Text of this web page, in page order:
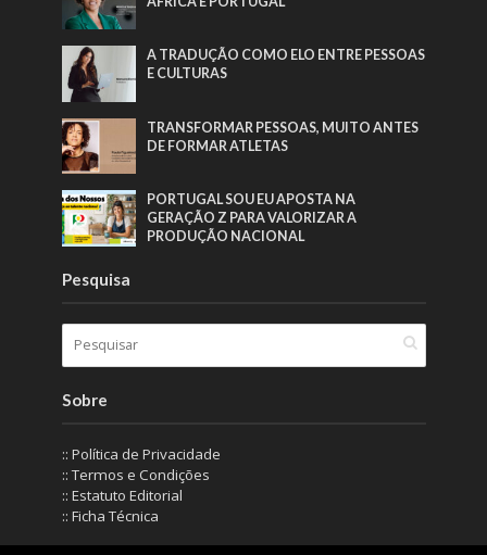
A TRADUÇÃO COMO ELO ENTRE PESSOAS
E CULTURAS
TRANSFORMAR PESSOAS, MUITO ANTES
DE FORMAR ATLETAS
PORTUGAL SOU EU APOSTA NA
GERAÇÃO Z PARA VALORIZAR A
PRODUÇÃO NACIONAL
Pesquisa
Sobre
:: Política de Privacidade
:: Termos e Condições
:: Estatuto Editorial
:: Ficha Técnica